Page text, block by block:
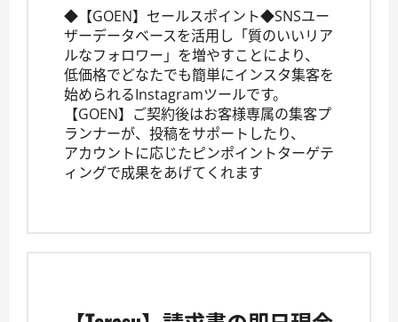
◆【GOEN】セールスポイント◆SNSユー
ザーデータベースを活用し「質のいいリア
ルなフォロワー」を増やすことにより、
低価格でどなたでも簡単にインスタ集客を
始められるInstagramツールです。
【GOEN】ご契約後はお客様専属の集客プ
ランナーが、投稿をサポートしたり、
アカウントに応じたピンポイントターゲテ
ィングで成果をあげてくれます